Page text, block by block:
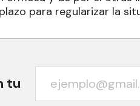
para regularizar la
tu